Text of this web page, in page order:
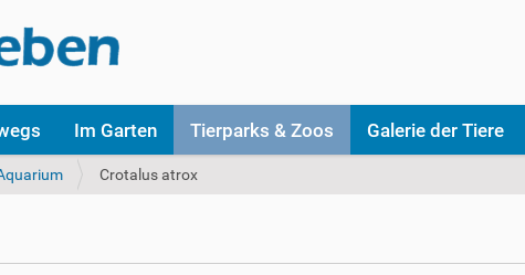
Im Garten Tierparks & Zoos Galerie der Tiere
Crotalus atrox